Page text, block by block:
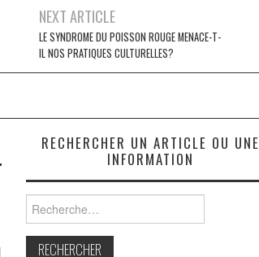
NEXT ARTICLE
LE SYNDROME DU POISSON ROUGE MENACE-T-
IL NOS PRATIQUES CULTURELLES?
RECHERCHER UN ARTICLE OU UNE
INFORMATION